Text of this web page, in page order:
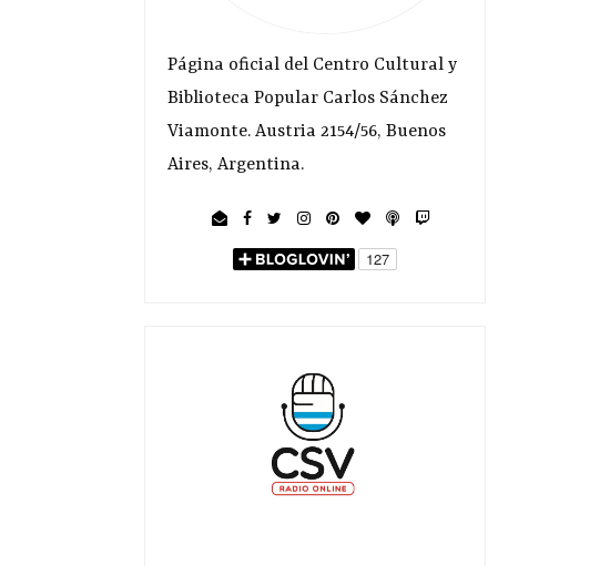
Página oficial del Centro Cultural y
Biblioteca Popular Carlos Sánchez
Viamonte. Austria 2154/56, Buenos
Aires, Argentina.